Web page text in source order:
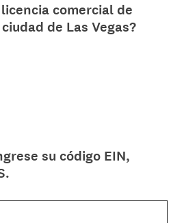
comercial de
de Las Vegas?
su código EIN,